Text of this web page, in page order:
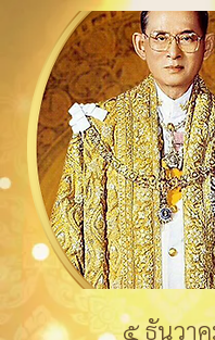
๕ ธันวา